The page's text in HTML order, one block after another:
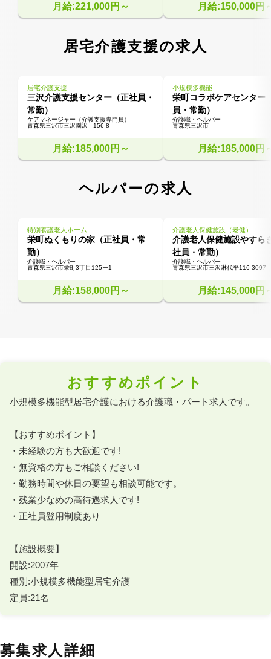
月給:221,000円～ 月給:150,000円
居宅介護支援の求人
居宅介護支援
三沢介護支援センター（正社員・
常勤）
ケアマネージャー（介護支援専門員）
青森県三沢市三沢園沢 - 156-8
月給:185,000円～
小規模多機能
栄町コラボケアセンター
員・常勤）
介護職・ヘルパー
青森県三沢市
月給:185,000円
ヘルパーの求人
特別養護老人ホーム
栄町ぬくもりの家（正社員・常
勤）
介護職・ヘルパー
青森県三沢市栄町3丁目125ー1
月給:158,000円～
介護老人保健施設（老健）
介護老人保健施設やすら
社員・常勤）
介護職・ヘルパー
青森県三沢市三沢淋代平116-3097
月給:145,000円
おすすめポイント
小規模多機能型居宅介護における介護職・パート求人です。
【おすすめポイント】
・未経験の方も大歓迎です!
・無資格の方もご相談ください!
・勤務時間や休日の要望も相談可能です。
・残業少なめの高待遇求人です!
・正社員登用制度あり
【施設概要】
開設:2007年
種別:小規模多機能型居宅介護
定員:21名
募集求人詳細